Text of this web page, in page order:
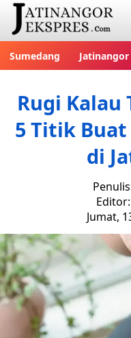
Sumedang Jatinangor
Rugi Kalau
5 Titik
di
Jumat,